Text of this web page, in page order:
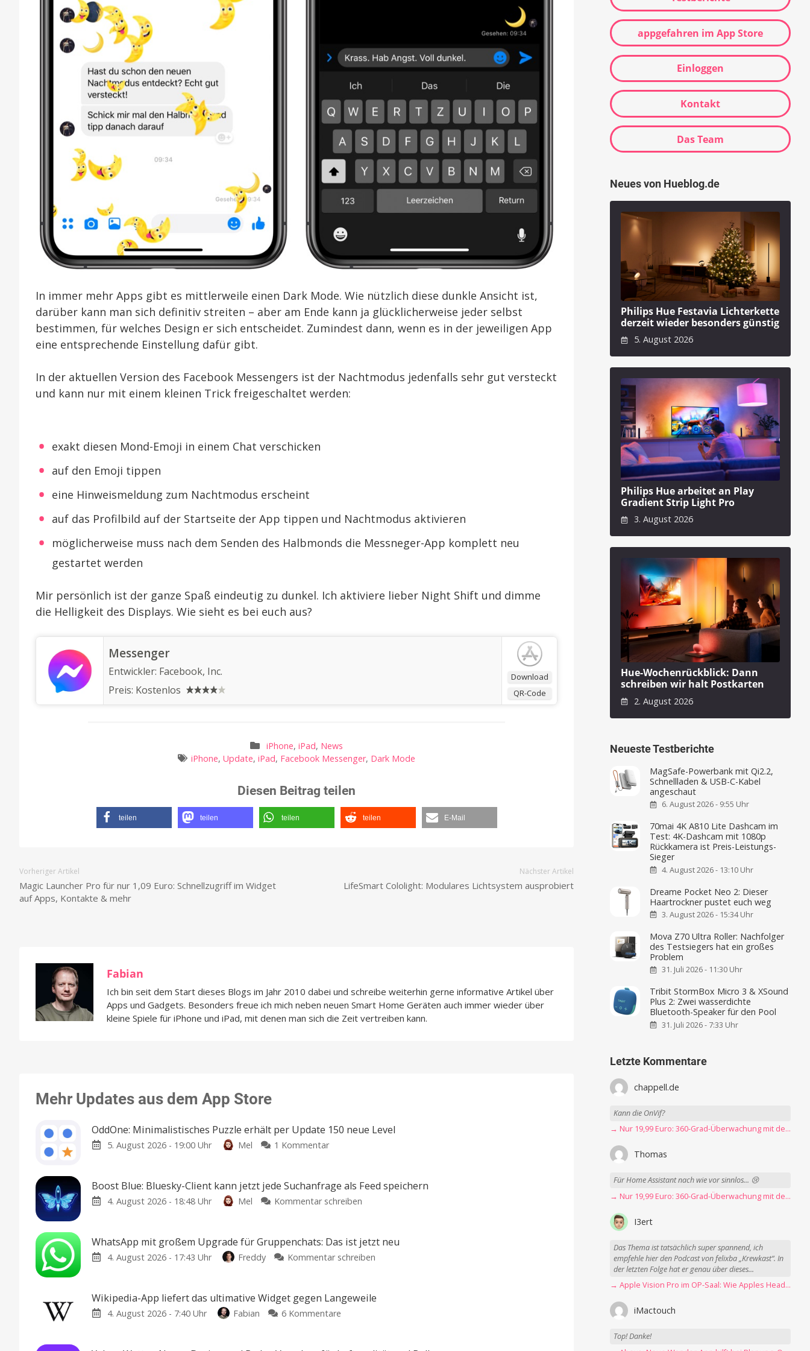
In immer mehr Apps gibt es mittlerweile einen Dark Mode. Wie nützlich diese dunkle Ansicht ist,
darüber kann man sich definitiv streiten – aber am Ende kann ja glücklicherweise jeder selbst
bestimmen, für welches Design er sich entscheidet. Zumindest dann, wenn es in der jeweiligen App
eine entsprechende Einstellung dafür gibt.
In der aktuellen Version des Facebook Messengers ist der Nachtmodus jedenfalls sehr gut versteckt
und kann nur mit einem kleinen Trick freigeschaltet werden:
exakt diesen Mond-Emoji in einem Chat verschicken
auf den Emoji tippen
eine Hinweismeldung zum Nachtmodus erscheint
auf das Profilbild auf der Startseite der App tippen und Nachtmodus aktivieren
möglicherweise muss nach dem Senden des Halbmonds die Messneger-App komplett neu
gestartet werden
Mir persönlich ist der ganze Spaß eindeutig zu dunkel. Ich aktiviere lieber Night Shift und dimme
die Helligkeit des Displays. Wie sieht es bei euch aus?
Download
QR-Code
‎Messenger
Entwickler: Facebook, Inc.
Preis: Kostenlos
iPhone, iPad, News
iPhone, Update, iPad, Facebook Messenger, Dark Mode
Diesen Beitrag teilen
teilen teilen teilen teilen E-Mail
Vorheriger Artikel
Magic Launcher Pro für nur 1,09 Euro: Schnellzugriff im Widget
auf Apps, Kontakte & mehr
Nächster Artikel
LifeSmart Cololight: Modulares Lichtsystem ausprobiert
Fabian
Ich bin seit dem Start dieses Blogs im Jahr 2010 dabei und schreibe weiterhin gerne informative Artikel über
Apps und Gadgets. Besonders freue ich mich neben neuen Smart Home Geräten auch immer wieder über
kleine Spiele für iPhone und iPad, mit denen man sich die Zeit vertreiben kann.
Mehr Updates aus dem App Store
OddOne: Minimalistisches Puzzle erhält per Update 150 neue Level
5. August 2026 - 19:00 Uhr Mel 1 Kommentarzu
Puzzle
erhält
per
neue
Level
App-
hinzugefügt
Boost Blue: Bluesky-Client kann jetzt jede Suchanfrage als Feed speichern
4. August 2026 - 18:48 Uhr Mel Kommentar schreiben
Bluesky-
kann
Suchanfrage
Version
WhatsApp mit großem Upgrade für Gruppenchats: Das ist jetzt neu
4. August 2026 - 17:43 Uhr Freddy Kommentar schreiben
großem
Wikipedia-App liefert das ultimative Widget gegen Langeweile
4. August 2026 - 7:40 Uhr Fabian 6 Kommentare
appgefahren im App Store
Einloggen
Kontakt
Das Team
Neues von Hueblog.de
Philips Hue Festavia Lichterkette
derzeit wieder besonders günstig
5. August 2026
Philips Hue arbeitet an Play
Gradient Strip Light Pro
3. August 2026
Hue-Wochenrückblick: Dann
schreiben wir halt Postkarten
2. August 2026
Neueste Testberichte
MagSafe-Powerbank mit Qi2.2,
Schnellladen & USB-C-Kabel
angeschaut
6. August 2026 - 9:55 Uhr
70mai 4K A810 Lite Dashcam im
Test: 4K-Dashcam mit 1080p
Rückkamera ist Preis-Leistungs-
Sieger
4. August 2026 - 13:10 Uhr
Dreame Pocket Neo 2: Dieser
Haartrockner pustet euch weg
3. August 2026 - 15:34 Uhr
Mova Z70 Ultra Roller: Nachfolger
des Testsiegers hat ein großes
Problem
31. Juli 2026 - 11:30 Uhr
Tribit StormBox Micro 3 & XSound
Plus 2: Zwei wasserdichte
Bluetooth-Speaker für den Pool
31. Juli 2026 - 7:33 Uhr
Letzte Kommentare
chappell.de
Kann die OnVif?
→ Nur 19,99 Euro: 360-Grad-Überwachung mit der Blink Mini Pan-Tilt Kamera
Thomas
Für Home Assistant nach wie vor sinnlos... 😢
→ Nur 19,99 Euro: 360-Grad-Überwachung mit der Blink Mini Pan-Tilt Kamera
I3ert
Das Thema ist tatsächlich super spannend, ich
empfehle hier den Podcast von felixba „Krewkast“. In
der letzten Folge hat er genau über dieses...
→ Apple Vision Pro im OP-Saal: Wie Apples Headset Operationen beschleunigt
iMactouch
Top! Danke!